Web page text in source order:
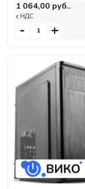
1 064,00 руб..
c НДС
- +